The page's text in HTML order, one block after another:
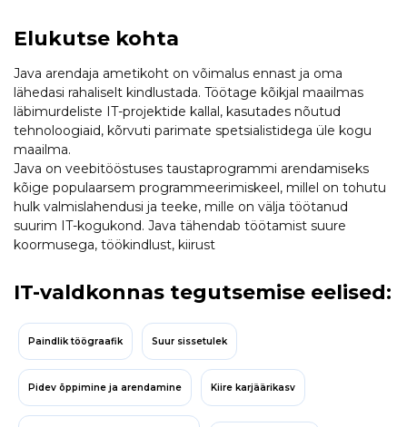
Elukutse kohta
Java arendaja ametikoht on võimalus ennast ja oma
lähedasi rahaliselt kindlustada. Töötage kõikjal maailmas
läbimurdeliste IT-projektide kallal, kasutades nõutud
tehnoloogiaid, kõrvuti parimate spetsialistidega üle kogu
maailma.
Java on veebitööstuses taustaprogrammi arendamiseks
kõige populaarsem programmeerimiskeel, millel on tohutu
hulk valmislahendusi ja teeke, mille on välja töötanud
suurim IT-kogukond. Java tähendab töötamist suure
koormusega, töökindlust, kiirust
IT-valdkonnas tegutsemise eelised:
Paindlik töögraafik Suur sissetulek
Pidev õppimine ja arendamine Kiire karjäärikasv